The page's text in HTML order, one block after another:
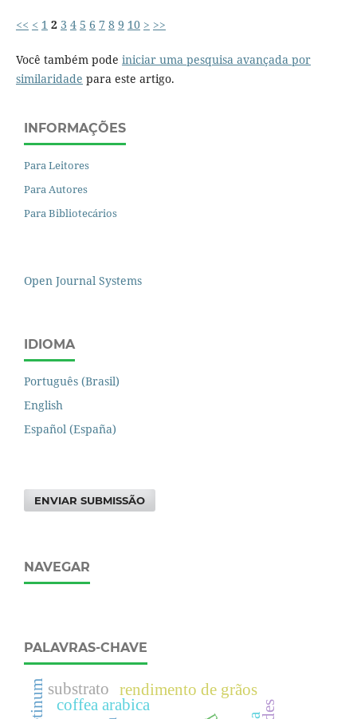
<< < 1 2 3 4 5 6 7 8 9 10 > >>
Você também pode iniciar uma pesquisa avançada por
similaridade para este artigo.
INFORMAÇÕES
Para Leitores
Para Autores
Para Bibliotecários
Open Journal Systems
IDIOMA
Português (Brasil)
English
Español (España)
ENVIAR SUBMISSÃO
NAVEGAR
PALAVRAS-CHAVE
coffea arabica
rendimento de grãos
substrato